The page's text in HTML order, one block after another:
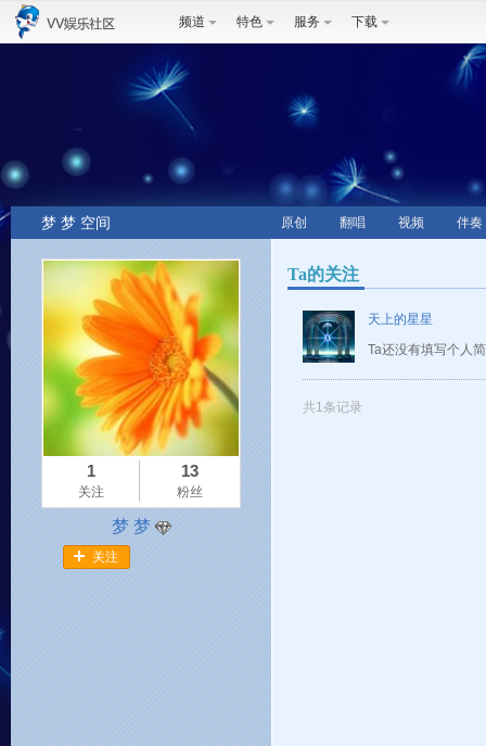
频道 特色 服务 下载
梦 梦 空间 原创 翻唱 视频 伴奏
1
关注
13
粉丝
梦 梦
关注
Ta的关注
天上的星星
Ta还没有填写个人
共1条记录